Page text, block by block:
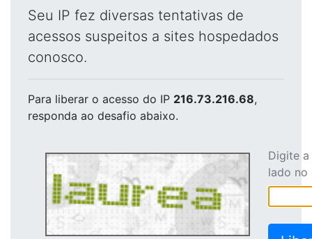
Seu IP fez diversas tentativas de
acessos suspeitos a sites hospedados
conosco.
Para liberar o acesso do IP 216.73.216.68,
responda ao desafio abaixo.
Digite
lado no